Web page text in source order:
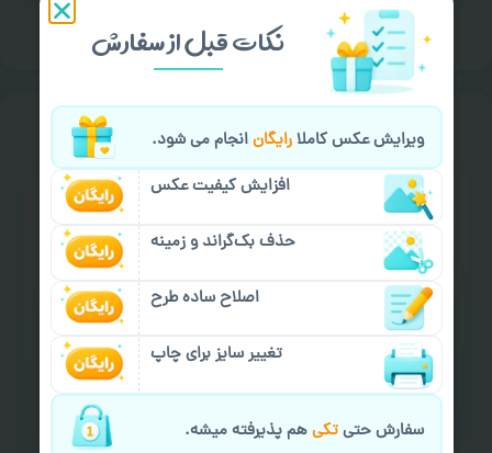
خیالت راحت ازسفارش گیری
سفارش گیری آنلاین
امکان سفارش از طریق چت و
سایت با پشتیبانی آنلاین
چاپ عمده و فوری
برای درخواست خدمات چاپ
عمده و فوری با ما تماس
بگیرید
تماس با ما)
نکات قبل از سفارش
ویرایش عکس کاملارایگانانجام می شود.
افزایش کیفیت عکس
حذف بک‌گراند و زمینه
اصلاح ساده طرح
تغییر سایز برای چاپ
سفارش حتیتکیهم پذیرفته میشه.